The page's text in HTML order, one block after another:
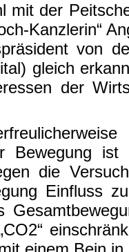
mit der
Kanzlerin“
von
gleich
der
Bewegung
die
Einfluss